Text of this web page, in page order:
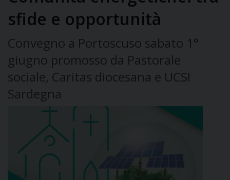
sfide e opportunità
Convegno a Portoscuso sabato 1°
giugno promosso da Pastorale
sociale, Caritas diocesana e UCSI
Sardegna